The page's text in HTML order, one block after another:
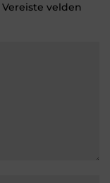
Vereiste velden